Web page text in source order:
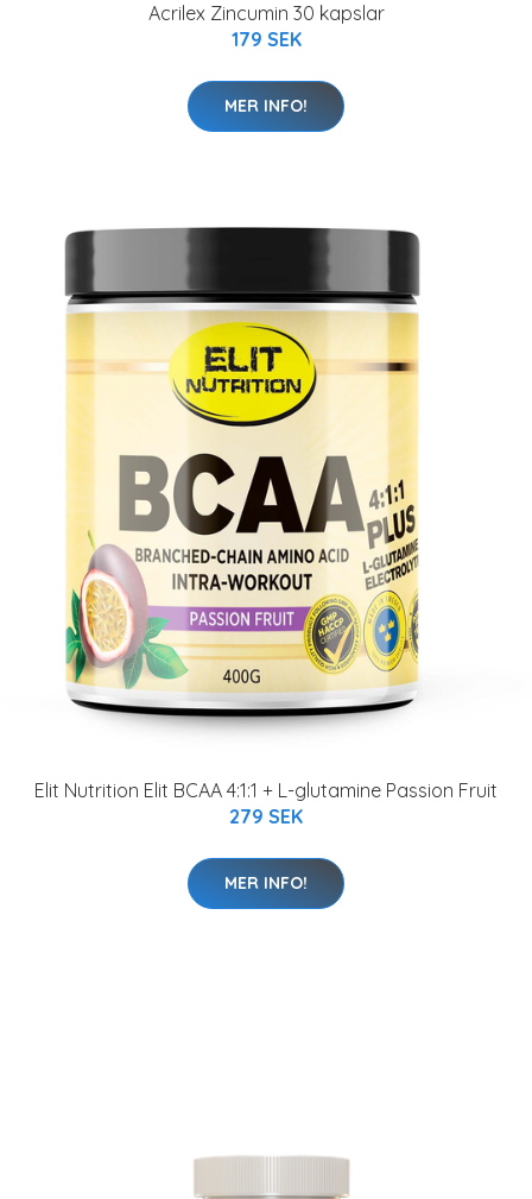
Acrilex Zincumin 30 kapslar
179 SEK
MER INFO!
Elit Nutrition Elit BCAA 4:1:1 + L-glutamine Passion Fruit
279 SEK
MER INFO!